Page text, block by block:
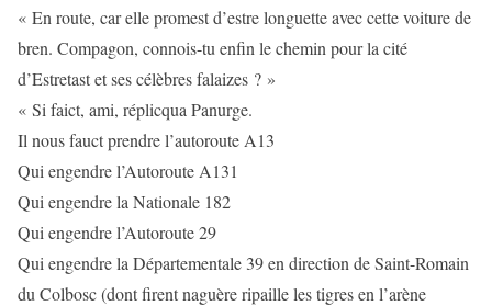
« En route, car elle promest d’estre longuette avec cette voiture de
bren. Compagon, connois-tu enfin le chemin pour la cité
d’Estretast et ses célèbres falaizes ? »
« Si faict, ami, réplicqua Panurge.
Il nous fauct prendre l’autoroute A13
Qui engendre l’Autoroute A131
Qui engendre la Nationale 182
Qui engendre l’Autoroute 29
Qui engendre la Départementale 39 en direction de Saint-Romain
du Colbosc (dont firent naguère ripaille les tigres en l’arène